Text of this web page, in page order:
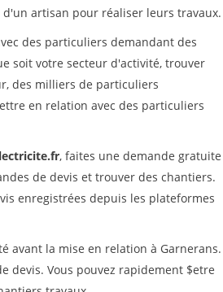
artisan pour réaliser leurs travaux.
des particuliers demandant des
soit votre secteur d'activité, trouver
des milliers de particuliers
en relation avec des particuliers
, faites une demande gratuite
de devis et trouver des chantiers.
enregistrées depuis les plateformes
avant la mise en relation à Garnerans.
devis. Vous pouvez rapidement $etre